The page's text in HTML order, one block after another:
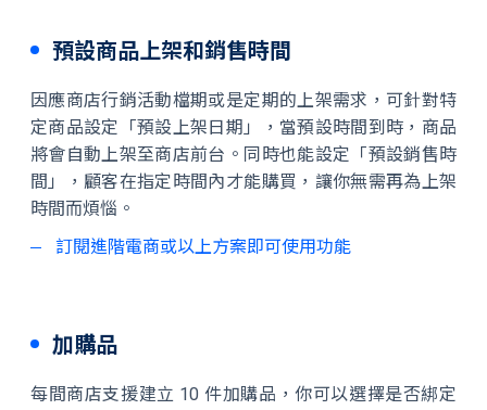
預設商品上架和銷售時間
因應商店行銷活動檔期或是定期的上架需求，可針對特
定商品設定「預設上架日期」，當預設時間到時，商品
將會自動上架至商店前台。同時也能設定「預設銷售時
間」，顧客在指定時間內才能購買，讓你無需再為上架
時間而煩惱。
訂閱進階電商或以上方案即可使用功能
加購品
每間商店支援建立 10 件加購品，你可以選擇是否綁定